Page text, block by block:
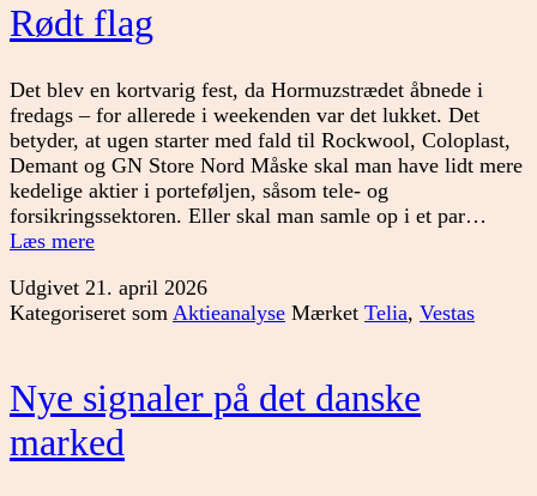
Rødt flag
Det blev en kortvarig fest, da Hormuzstrædet åbnede i
fredags – for allerede i weekenden var det lukket. Det
betyder, at ugen starter med fald til Rockwool, Coloplast,
Demant og GN Store Nord Måske skal man have lidt mere
kedelige aktier i porteføljen, såsom tele- og
forsikringssektoren. Eller skal man samle op i et par…
Læs mereRødt
Udgivet 21. april 2026
Kategoriseret som Aktieanalyse Mærket Telia, Vestas
Nye signaler på det danske
marked